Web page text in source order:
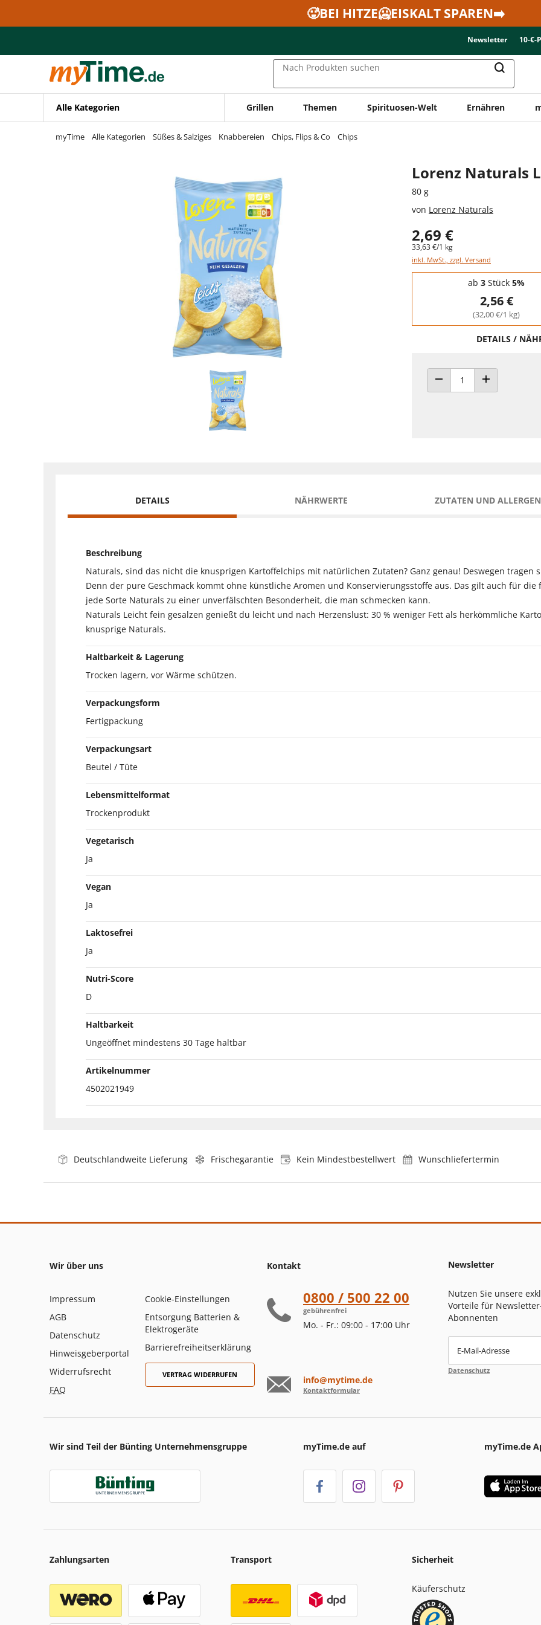
Zur Navigation springen
🥵BEI HITZE🥶EISKALT SPAREN➡️
Newsletter 10-€-
Nach Produkten suchen
Alle Kategorien Grillen Themen Spirituosen-Welt Ernähren
myTime Alle Kategorien Süßes & Salziges Knabbereien Chips, Flips & Co Chips
Lorenz Naturals
80 g
von Lorenz Naturals
2,69 €
33,63 €/1 kg
inkl. MwSt., zzgl. Versand
Staffelpreise - Mengenrabatt
ab 3 Stück 5%
2,56 €
(32,00 €/1 kg)
DETAILS /
ANZAHL VERRINGERN
ANZAHL
DETAILS NÄHRWERTE ZUTATEN UND
Beschreibung
Naturals, sind das nicht die knusprigen Kartoffelchips mit natürlichen Zutaten? Ganz genau! Deswegen
Denn der pure Geschmack kommt ohne künstliche Aromen und Konservierungsstoffe aus. Das gilt auch für die
jede Sorte Naturals zu einer unverfälschten Besonderheit, die man schmecken kann.
Naturals Leicht fein gesalzen genießt du leicht und nach Herzenslust: 30 % weniger Fett als herkömmliche
knusprige Naturals.
Haltbarkeit & Lagerung
Trocken lagern, vor Wärme schützen.
Verpackungsform
Fertigpackung
Verpackungsart
Beutel / Tüte
Lebensmittelformat
Trockenprodukt
Vegetarisch
Ja
Vegan
Ja
Laktosefrei
Ja
Nutri-Score
D
Haltbarkeit
Ungeöffnet mindestens 30 Tage haltbar
Artikelnummer
4502021949
Deutschlandweite Lieferung Frischegarantie Kein Mindestbestellwert Wunschliefertermin
Wir über uns
Impressum
AGB
Datenschutz
Hinweisgeberportal
Widerrufsrecht
FAQ
Cookie-Einstellungen
Entsorgung Batterien &
Elektrogeräte
Barrierefreiheitserklärung
VERTRAG WIDERRUFEN
Kontakt
0800 / 500 22 00
gebührenfrei
Mo. - Fr.: 09:00 - 17:00 Uhr
info@mytime.de
Kontaktformular
Newsletter
Nutzen Sie unsere
Vorteile für
Abonnenten
E-Mail-Adresse
Datenschutz
Wir sind Teil der Bünting Unternehmensgruppe myTime.de auf myTime.de
Zahlungsarten Transport Sicherheit
Käuferschutz